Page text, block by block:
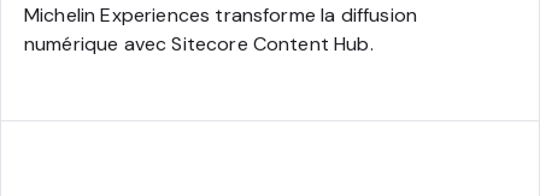
Michelin Experiences transforme la diffusion
numérique avec Sitecore Content Hub.